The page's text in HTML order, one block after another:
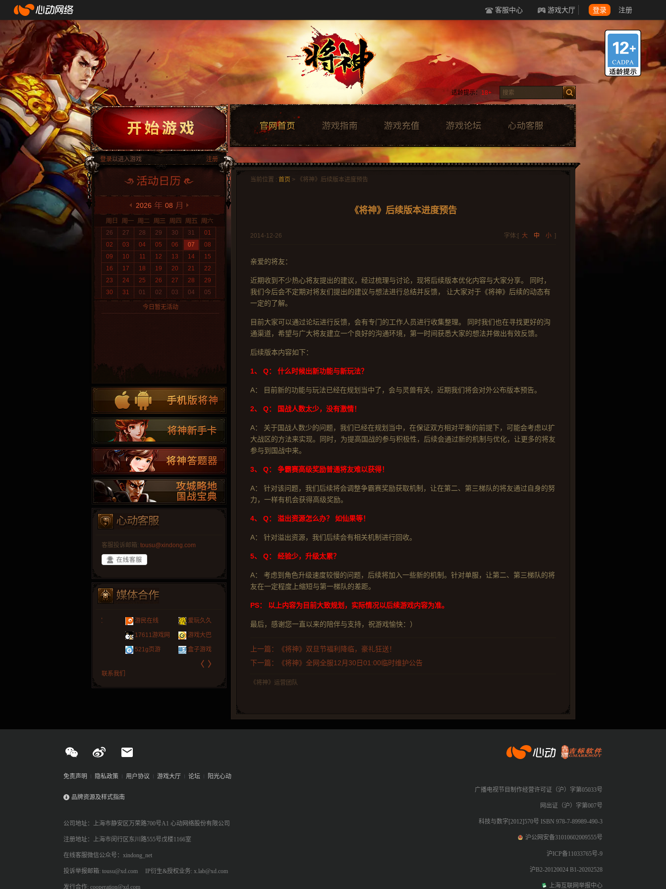
客服中心 游戏大厅 登录 注册
适龄提示： 18+
登录以进入游戏 注册
2026 08
26 27 28 29 30 31
01
02
03 04 05 06 07
08
09
10 11 12 13 14
15
16
17 18 19 20 21
22
23
24 25 26 27 28
29
30
31 01 02 03 04 05
今日暂无活动
客服投诉邮箱: tousu@xindong.com
爱玩久久 巴士玩网页游戏
游戏大巴 323g开服表
盒子游戏 07073
页游网
网易游戏
多玩
Cwan
游一游
5617网游网 一游网
开服网
4q5q游戏
〈 〉
联系我们
当前位置 : 首页 > 《将神》后续版本进度预告
《将神》后续版本进度预告
2014-12-26 字体:[ 大 中 小 ]
亲爱的将友：
近期收到不少热心将友提出的建议，经过梳理与讨论，现将后续版本优化内容与大家分享。 同时，
我们今后会不定期对将友们提出的建议与想法进行总结并反馈， 让大家对于《将神》后续的动态有
一定的了解。
目前大家可以通过论坛进行反馈，会有专门的工作人员进行收集整理。 同时我们也在寻找更好的沟
通渠道，希望与广大将友建立一个良好的沟通环境，第一时间获悉大家的想法并做出有效反馈。
后续版本内容如下：
1、 Q： 什么时候出新功能与新玩法？
A： 目前新的功能与玩法已经在规划当中了，会与灵兽有关，近期我们将会对外公布版本预告。
2、 Q： 国战人数太少，没有激情！
A： 关于国战人数少的问题，我们已经在规划当中，在保证双方相对平衡的前提下，可能会考虑以扩
大战区的方法来实现。同时，为提高国战的参与积极性，后续会通过新的机制与优化，让更多的将友
参与到国战中来。
3、 Q： 争霸赛高级奖励普通将友难以获得！
A： 针对该问题，我们后续将会调整争霸赛奖励获取机制，让在第二、第三梯队的将友通过自身的努
力，一样有机会获得高级奖励。
4、 Q： 溢出资源怎么办？ 如仙果等！
A： 针对溢出资源，我们后续会有相关机制进行回收。
5、 Q： 经验少，升级太累？
A： 考虑到角色升级速度较慢的问题，后续将加入一些新的机制。针对单服，让第二、第三梯队的将
友在一定程度上缩短与第一梯队的差距。
PS： 以上内容为目前大致规划，实际情况以后续游戏内容为准。
最后，感谢您一直以来的陪伴与支持，祝游戏愉快：）
上一篇：《将神》双旦节福利降临，豪礼狂送！
下一篇：《将神》全网全服12月30日01:00临时维护公告
《将神》运营团队
免责声明 隐私政策 用户协议 游戏大厅 论坛 阳光心动
品牌资源及样式指南
公司地址：上海市静安区万荣路700号A1 心动网络股份有限公司
注册地址：上海市闵行区东川路555号戊楼1166室
在线客服微信公众号：xindong_net
投诉举报邮箱: tousu@xd.com IP衍生&授权业务: x.lab@xd.com
发行合作: cooperation@xd.com
广播电视节目制作经营许可证（沪）字第05033号
网出证（沪）字第007号
科技与数字[2012]570号 ISBN 978-7-89989-490-3
沪公网安备31010602009555号
沪ICP备11033765号-9
沪B2-20120024 B1-20202528
上海互联网举报中心
心动网络